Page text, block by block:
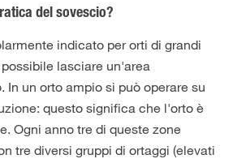
del sovescio?
indicato per orti di grandi
lasciare un'area
In un orto ampio si può operare su
questo significa che l'orto è
Ogni anno tre di queste zone
tre diversi gruppi di ortaggi (elevati